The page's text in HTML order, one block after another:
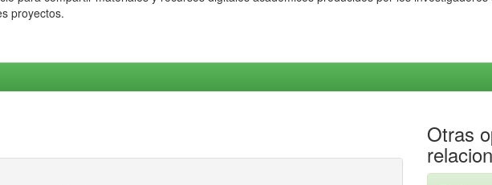
proyectos.
Otras